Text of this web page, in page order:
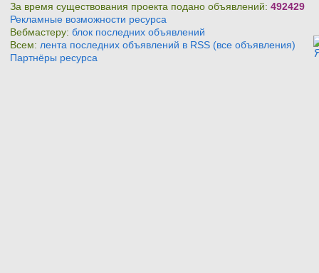
За время существования проекта подано объявлений:492429
Рекламные возможности ресурса
Вебмастеру:блок последних объявлений
Всем: лента последних объявлений в RSS (все объявления)
Партнёры ресурса